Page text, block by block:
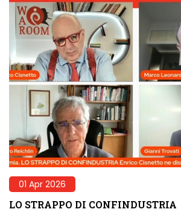
01 Apr 2026
LO STRAPPO DI CONFINDUSTRIA